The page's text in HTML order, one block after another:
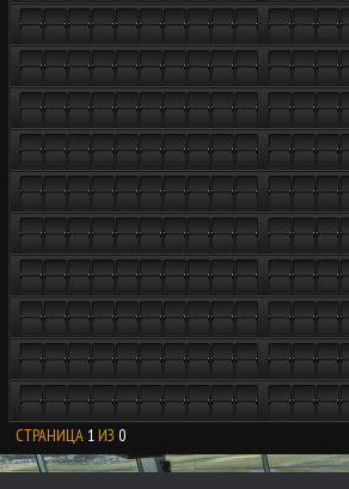
СТРАНИЦА 1 ИЗ 0